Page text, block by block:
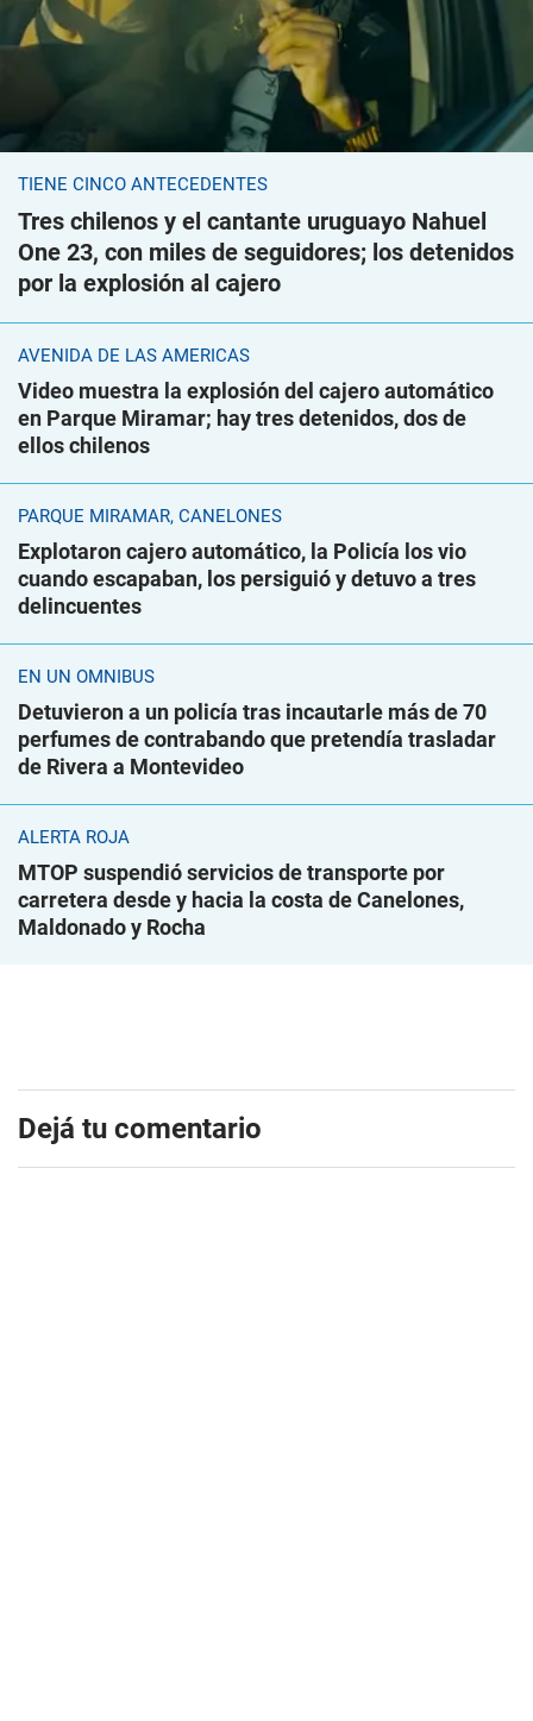
TIENE CINCO ANTECEDENTES
Tres chilenos y el cantante uruguayo Nahuel
One 23, con miles de seguidores; los detenidos
por la explosión al cajero
AVENIDA DE LAS AMÉRICAS
Video muestra la explosión del cajero automático
en Parque Miramar; hay tres detenidos, dos de
ellos chilenos
PARQUE MIRAMAR, CANELONES
Explotaron cajero automático, la Policía los vio
cuando escapaban, los persiguió y detuvo a tres
delincuentes
EN UN ÓMNIBUS
Detuvieron a un policía tras incautarle más de 70
perfumes de contrabando que pretendía trasladar
de Rivera a Montevideo
ALERTA ROJA
MTOP suspendió servicios de transporte por
carretera desde y hacia la costa de Canelones,
Maldonado y Rocha
Dejá tu comentario